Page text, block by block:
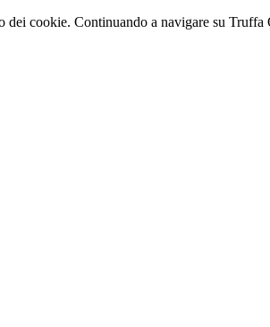
dei cookie. Continuando a navigare su